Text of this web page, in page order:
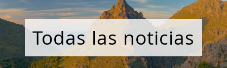
Todas las noticias